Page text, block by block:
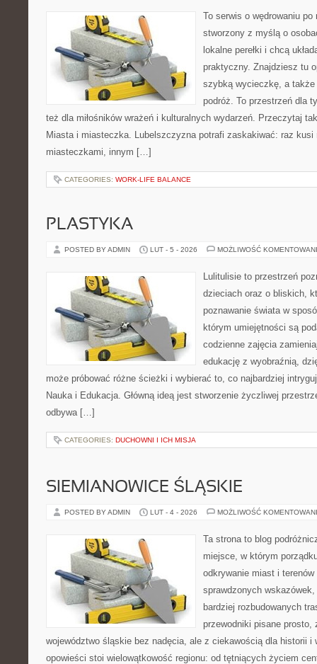
To serwis o wędrowaniu
stworzony z myślą o
lokalne perełki i chcą
praktyczny. Znajdziesz tu
szybką wycieczkę, a także
podróż. To przestrzeń dla
też dla miłośników wrażeń i kulturalnych wydarzeń. Przeczytaj
Miasta i miasteczka. Lubelszczyzna potrafi zaskakiwać: raz kusi
miasteczkami, innym […]
CATEGORIES: WORK-LIFE BALANCE
PLASTYKA
POSTED BY ADMIN LUT - 5 - 2026 MOŻLIWOŚĆ
Lulitulisie to przestrzeń
dzieciach oraz o bliskich,
poznawanie świata w
którym umiejętności są
codzienne zajęcia
edukację z wyobraźnią,
może próbować różne ścieżki i wybierać to, co najbardziej
Nauka i Edukacja. Główną ideą jest stworzenie życzliwej
odbywa […]
CATEGORIES: DUCHOWNI I ICH MISJA
SIEMIANOWICE ŚLĄSKIE
POSTED BY ADMIN LUT - 4 - 2026 MOŻLIWOŚĆ
Ta strona to blog
miejsce, w którym
odkrywanie miast i
sprawdzonych
bardziej rozbudowanych
przewodniki pisane
województwo śląskie bez nadęcia, ale z ciekawością dla historii i
opowieści stoi wielowątkowość regionu: od tętniących życiem